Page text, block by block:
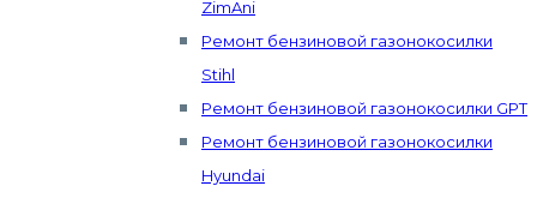
ZimAni
Ремонт бензиновой газонокосилки
Stihl
Ремонт бензиновой газонокосилки GPT
Ремонт бензиновой газонокосилки
Hyundai